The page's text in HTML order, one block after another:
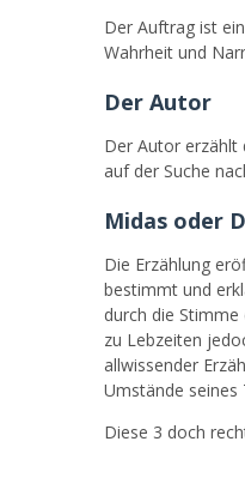
Der Auftrag ist
Wahrheit und
Der Autor
Der Autor erzählt
auf der Suche
Midas oder
Die Erzählung
bestimmt und
durch die
zu Lebzeiten
allwissender
Umstände seines
Diese 3 doch